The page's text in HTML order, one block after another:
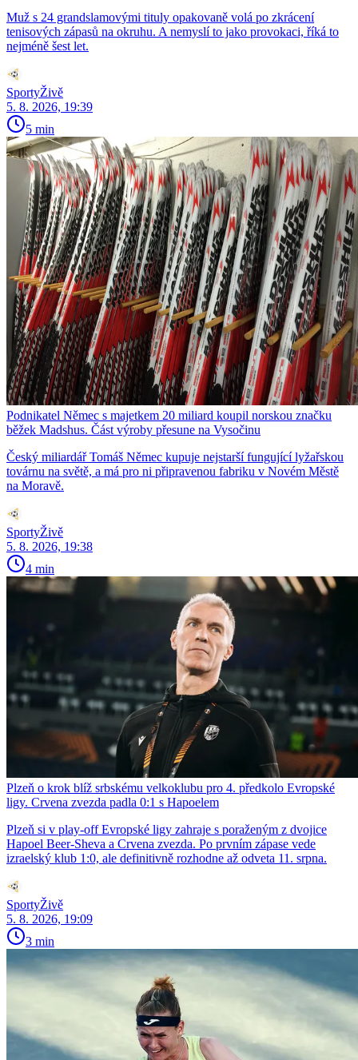
Muž s 24 grandslamovými tituly opakovaně volá po zkrácení
tenisových zápasů na okruhu. A nemyslí to jako provokaci, říká to
nejméně šest let.
SportyŽivě
5. 8. 2026, 19:39
5 min
Podnikatel Němec s majetkem 20 miliard koupil norskou značku
běžek Madshus. Část výroby přesune na Vysočinu
Český miliardář Tomáš Němec kupuje nejstarší fungující lyžařskou
továrnu na světě, a má pro ni připravenou fabriku v Novém Městě
na Moravě.
SportyŽivě
5. 8. 2026, 19:38
4 min
Plzeň o krok blíž srbskému velkoklubu pro 4. předkolo Evropské
ligy. Crvena zvezda padla 0:1 s Hapoelem
Plzeň si v play-off Evropské ligy zahraje s poraženým z dvojice
Hapoel Beer-Sheva a Crvena zvezda. Po prvním zápase vede
izraelský klub 1:0, ale definitivně rozhodne až odveta 11. srpna.
SportyŽivě
5. 8. 2026, 19:09
3 min